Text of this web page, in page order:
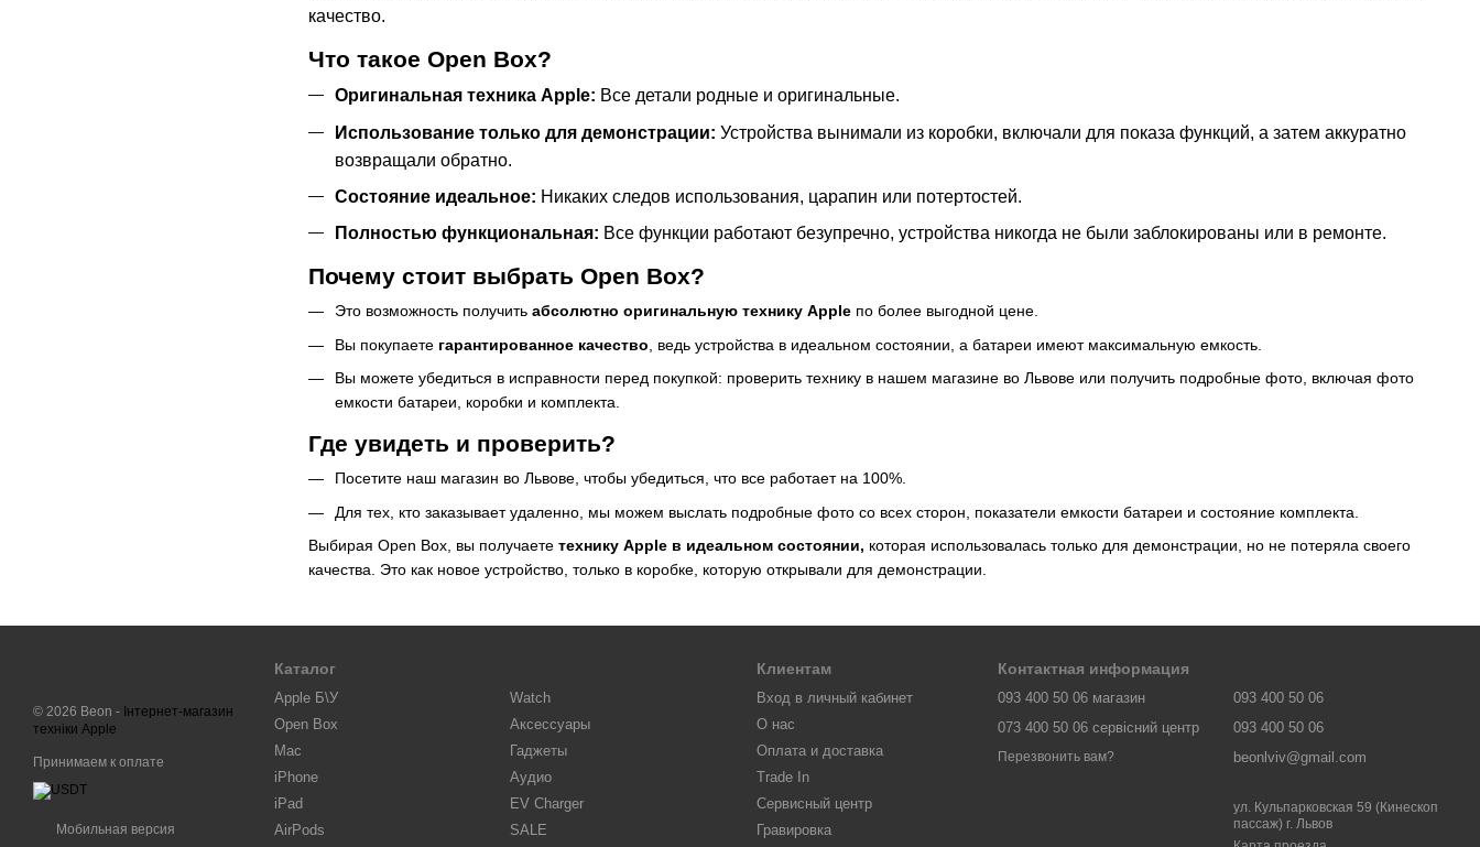
качество.
Что такое Open Box?
Оригинальная техника Apple: Все детали родные и оригинальные.
Использование только для демонстрации: Устройства вынимали из коробки, включали для показа функций, а затем аккуратно
возвращали обратно.
Состояние идеальное: Никаких следов использования, царапин или потертостей.
Полностью функциональная: Все функции работают безупречно, устройства никогда не были заблокированы или в ремонте.
Почему стоит выбрать Open Box?
Это возможность получить абсолютно оригинальную технику Apple по более выгодной цене.
Вы покупаете гарантированное качество , ведь устройства в идеальном состоянии, а батареи имеют максимальную емкость.
Вы можете убедиться в исправности перед покупкой: проверить технику в нашем магазине во Львове или получить подробные фото, включая фото
емкости батареи, коробки и комплекта.
Где увидеть и проверить?
Посетите наш магазин во Львове, чтобы убедиться, что все работает на 100%.
Для тех, кто заказывает удаленно, мы можем выслать подробные фото со всех сторон, показатели емкости батареи и состояние комплекта.
Выбирая Open Box, вы получаете технику Apple в идеальном состоянии, которая использовалась только для демонстрации, но не потеряла своего
качества. Это как новое устройство, только в коробке, которую открывали для демонстрации.
© 2026 Beon - Інтернет-магазин
техніки Apple
Принимаем к оплате
Мобильная версия
Каталог
Apple Б\У
Open Box
Mac
iPhone
iPad
AirPods
Watch
Аксессуары
Гаджеты
Аудио
EV Charger
SALE
Клиентам
Вход в личный кабинет
О нас
Оплата и доставка
Trade In
Сервисный центр
Гравировка
Контактная информация
093 400 50 06 магазин
073 400 50 06 сервісний центр
Перезвонить вам?
093 400 50 06
093 400 50 06
beonlviv@gmail.com
ул. Кульпарковская 59 (Кинескоп
пассаж) г. Львов